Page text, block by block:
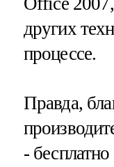
других
процессе.
Правда,
-